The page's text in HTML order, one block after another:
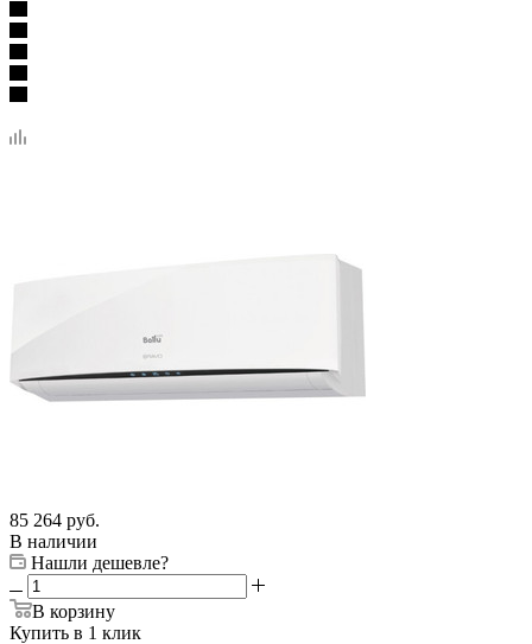
85 264 руб.
В наличии
Нашли дешевле?
В корзину
Купить в 1 клик